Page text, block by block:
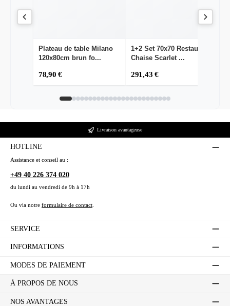
Plateau de table Milano
120x80cm brun fo...
78,90 €
1+2 Set 70x70 Restaurant
Chaise Scarlet ...
291,43 €
Livraison avantageuse
HOTLINE
Assistance et conseil au :
+49 40 226 374 020
du lundi au vendredi de 9h à 17h
Ou via notre formulaire de contact
SERVICE
INFORMATIONS
MODES DE PAIEMENT
À PROPOS DE NOUS
NOS AVANTAGES